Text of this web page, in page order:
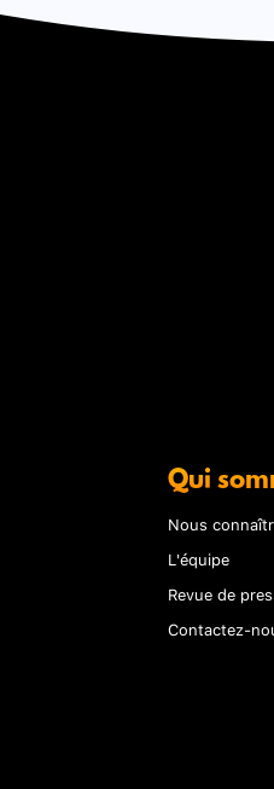
Qui
Nous
L'équipe
Revue de
Contactez-